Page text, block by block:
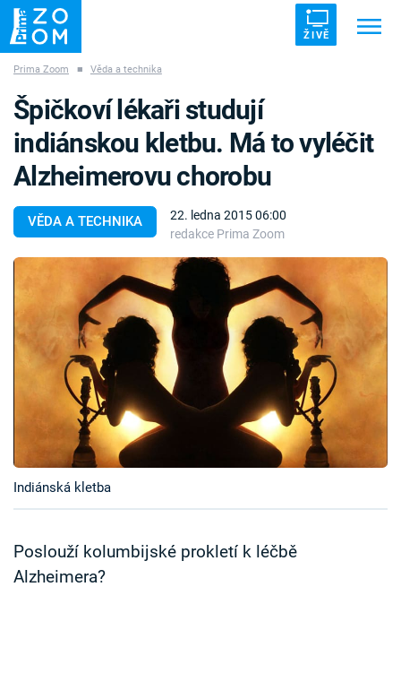
ŽIVĚ
ZÁHADY VETŘELCI DÁVNOVĚKU
Témata
Témata
Pořady
TV Program
Časopis
Sledujte prima+
Sledujte nás
Prima Zoom ■ Věda a technika
VĚDA A TECHNIKA
22. ledna 2015 06:00
redakce Prima Zoom
Špičkoví lékaři studují
indiánskou kletbu. Má to vyléčit
Alzheimerovu chorobu
Indiánská kletba
Poslouží kolumbijské prokletí k léčbě
Alzheimera?